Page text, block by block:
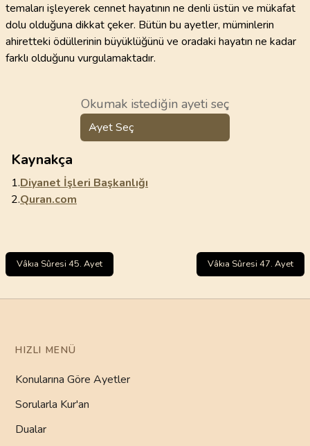
temaları işleyerek cennet hayatının ne denli üstün ve mükafat
dolu olduğuna dikkat çeker. Bütün bu ayetler, müminlerin
ahiretteki ödüllerinin büyüklüğünü ve oradaki hayatın ne kadar
farklı olduğunu vurgulamaktadır.
Okumak istediğin ayeti seç
Ayet Seç
Kaynakça
1.Diyanet İşleri Başkanlığı
2.Quran.com
Vâkıa Sûresi 45. Ayet Vâkıa Sûresi 47. Ayet
HIZLI MENÜ
Konularına Göre Ayetler
Sorularla Kur'an
Dualar